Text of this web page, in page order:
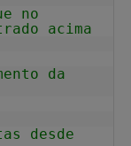
no
acima
da
desde